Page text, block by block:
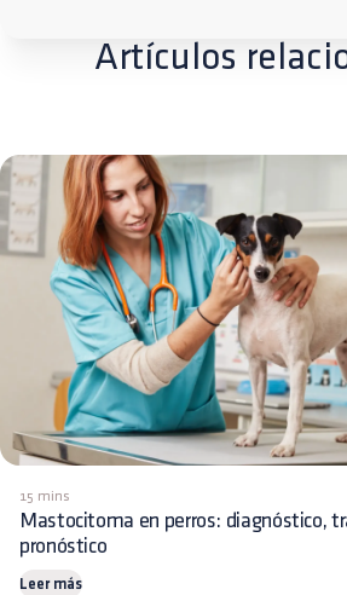
Artículos
15 mins
Mastocitoma en perros: diagnóstico,
pronóstico
Leer más